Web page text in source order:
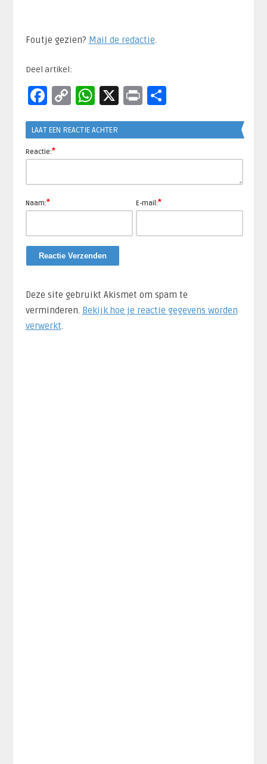
Foutje gezien? Mail de redactie.​
Deel artikel:
Facebook
CopyWhatsApp
X PrintDelen
LAAT EEN REACTIE ACHTER
Reactie:*
Naam:* E-mail:*
Deze site gebruikt Akismet om spam te
verminderen. Bekijk hoe je reactie gegevens worden
verwerkt.